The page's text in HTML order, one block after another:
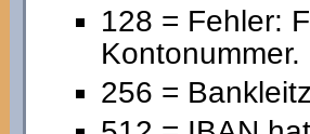
128 = Fehler:
Kontonummer.
256 =